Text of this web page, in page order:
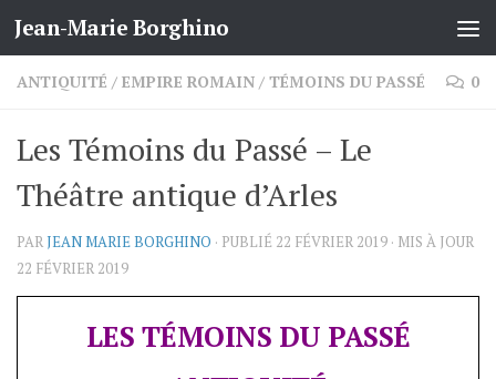
Skip to content
Jean-Marie Borghino
ANTIQUITÉ / EMPIRE ROMAIN / TÉMOINS DU PASSÉ 0
Les Témoins du Passé – Le
Théâtre antique d’Arles
PARJEAN MARIE BORGHINO · PUBLIÉ 22 FÉVRIER 2019 · MIS À JOUR
22 FÉVRIER 2019
LES TÉMOINS DU PASSÉ